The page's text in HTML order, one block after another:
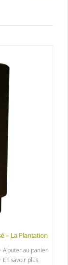
– La Plantation
Ajouter au panier
En savoir plus